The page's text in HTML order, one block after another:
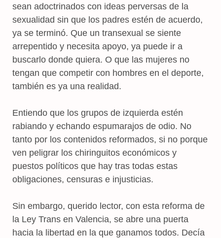
sean adoctrinados con ideas perversas de la
sexualidad sin que los padres estén de acuerdo,
ya se terminó. Que un transexual se siente
arrepentido y necesita apoyo, ya puede ir a
buscarlo donde quiera. O que las mujeres no
tengan que competir con hombres en el deporte,
también es ya una realidad.
Entiendo que los grupos de izquierda estén
rabiando y echando espumarajos de odio. No
tanto por los contenidos reformados, si no porque
ven peligrar los chiringuitos económicos y
puestos políticos que hay tras todas estas
obligaciones, censuras e injusticias.
Sin embargo, querido lector, con esta reforma de
la Ley Trans en Valencia, se abre una puerta
hacia la libertad en la que ganamos todos. Decía